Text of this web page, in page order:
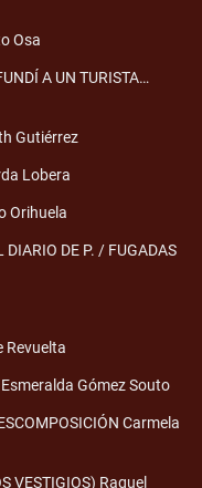
Osa
A UN TURISTA…
Gutiérrez
Lobera
Orihuela
DE P. / FUGADAS
Revuelta
Esmeralda Gómez Souto
Carmela
VESTIGIOS) Raquel